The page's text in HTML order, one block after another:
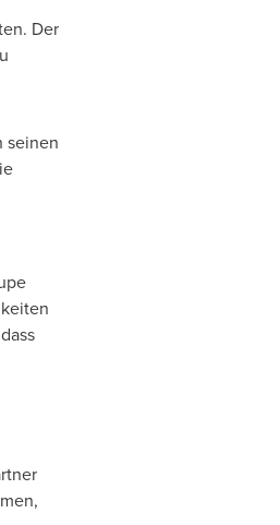
Der
seinen